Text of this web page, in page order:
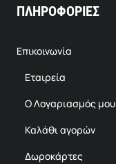
ΠΛΗΡΟΦΟΡΙΕΣ
Επικοινωνία
Εταιρεία
Ο Λογαριασμός μου
Καλάθι αγορών
Δωροκάρτες